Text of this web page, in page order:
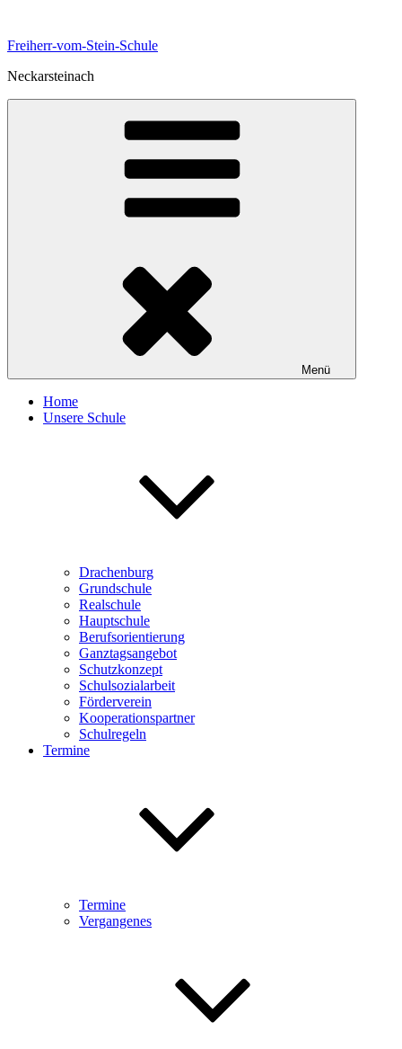
springen
Freiherr-vom-Stein-Schule
Neckarsteinach
Menü
Home
Unsere Schule
Drachenburg
Grundschule
Realschule
Hauptschule
Berufsorientierung
Ganztagsangebot
Schutzkonzept
Schulsozialarbeit
Förderverein
Kooperationspartner
Schulregeln
Termine
Termine
Vergangenes